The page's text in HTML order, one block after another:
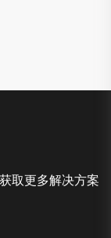
取更多解决方案